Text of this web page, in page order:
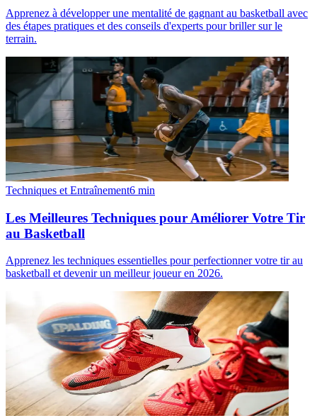
Apprenez à développer une mentalité de gagnant au basketball avec
des étapes pratiques et des conseils d'experts pour briller sur le
terrain.
Techniques et Entraînement6 min
Les Meilleures Techniques pour Améliorer Votre Tir
au Basketball
Apprenez les techniques essentielles pour perfectionner votre tir au
basketball et devenir un meilleur joueur en 2026.